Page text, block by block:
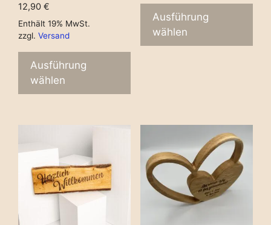
12,90 €
Enthält 19% MwSt.
zzgl. Versand
Ausführung
wählen
Ausführung
wählen